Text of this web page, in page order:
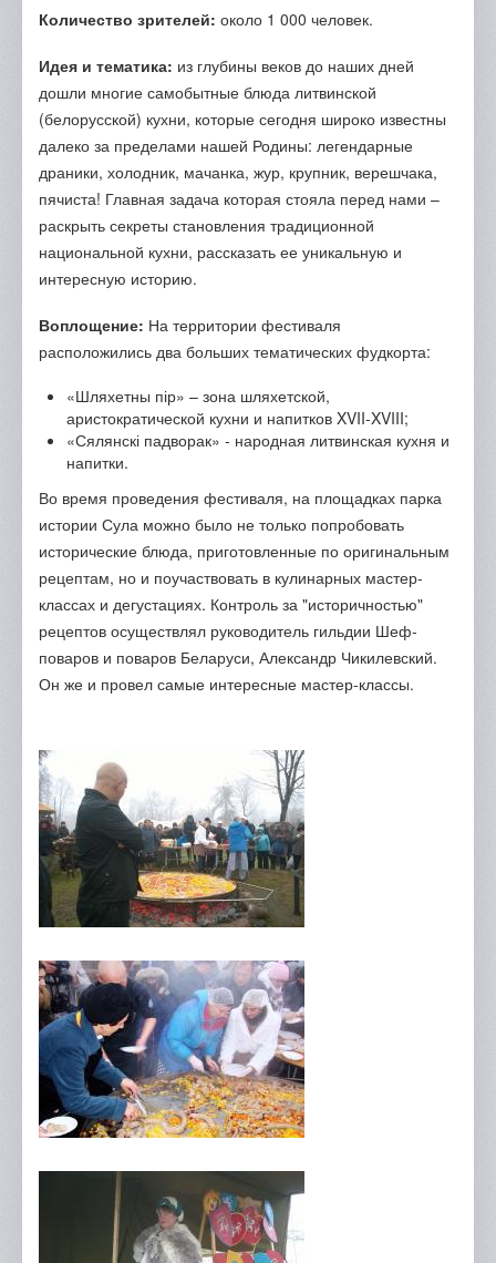
Количество зрителей: около 1 000 человек.
Идея и тематика: из глубины веков до наших дней
дошли многие самобытные блюда литвинской
(белорусской) кухни, которые сегодня широко известны
далеко за пределами нашей Родины: легендарные
драники, холодник, мачанка, жур, крупник, верешчака,
пячиста! Главная задача которая стояла перед нами –
раскрыть секреты становления традиционной
национальной кухни, рассказать ее уникальную и
интересную историю.
Воплощение: На территории фестиваля
расположились два больших тематических фудкорта:
«Шляхетны пір» – зона шляхетской,
аристократической кухни и напитков XVII-XVIII;
«Сялянскі падворак» - народная литвинская кухня и
напитки.
Во время проведения фестиваля, на площадках парка
истории Сула можно было не только попробовать
исторические блюда, приготовленные по оригинальным
рецептам, но и поучаствовать в кулинарных мастер-
классах и дегустациях. Контроль за "историчностью"
рецептов осуществлял руководитель гильдии Шеф-
поваров и поваров Беларуси, Александр Чикилевский.
Он же и провел самые интересные мастер-классы.